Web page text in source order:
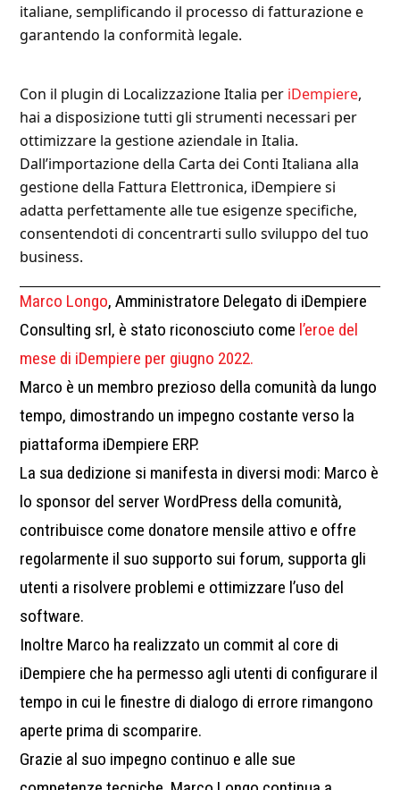
italiane, semplificando il processo di fatturazione e
garantendo la conformità legale.
Con il plugin di Localizzazione Italia per iDempiere,
hai a disposizione tutti gli strumenti necessari per
ottimizzare la gestione aziendale in Italia.
Dall’importazione della Carta dei Conti Italiana alla
gestione della Fattura Elettronica, iDempiere si
adatta perfettamente alle tue esigenze specifiche,
consentendoti di concentrarti sullo sviluppo del tuo
business.
Marco Longo, Amministratore Delegato di iDempiere
Consulting srl, è stato riconosciuto come l’eroe del
mese di iDempiere per giugno 2022.
Marco è un membro prezioso della comunità da lungo
tempo, dimostrando un impegno costante verso la
piattaforma iDempiere ERP.
La sua dedizione si manifesta in diversi modi: Marco è
lo sponsor del server WordPress della comunità,
contribuisce come donatore mensile attivo e offre
regolarmente il suo supporto sui forum, supporta gli
utenti a risolvere problemi e ottimizzare l’uso del
software.
Inoltre Marco ha realizzato un commit al core di
iDempiere che ha permesso agli utenti di configurare il
tempo in cui le finestre di dialogo di errore rimangono
aperte prima di scomparire.
Grazie al suo impegno continuo e alle sue